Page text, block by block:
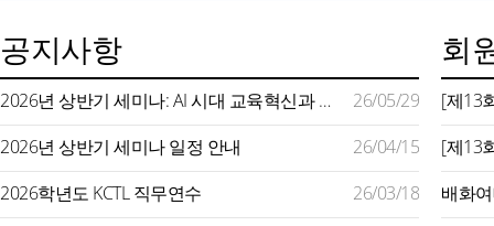
공지사항
2026년 상반기 세미나: AI 시대 교육혁신과 미래형 교수학습 지원
26/05/29
2026년 상반기 세미나 일정 안내
26/04/15
2026학년도 KCTL 직무연수
26/03/18
회